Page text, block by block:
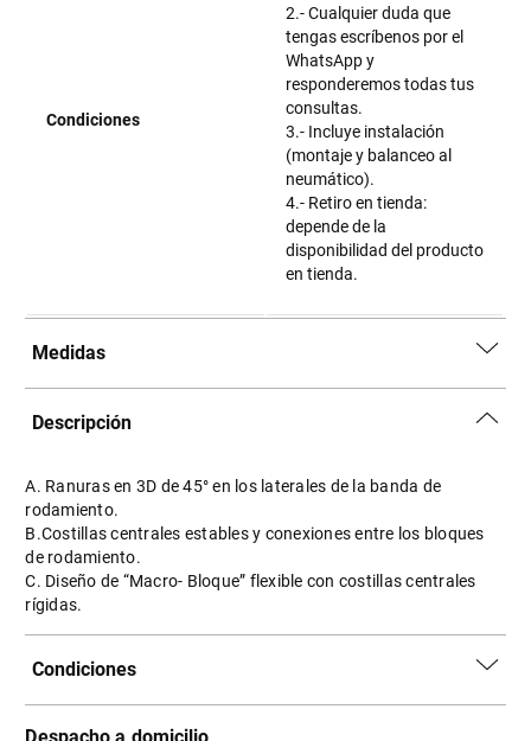
Condiciones
2.- Cualquier duda que
tengas escríbenos por el
WhatsApp y
responderemos todas tus
consultas.
3.- Incluye instalación
(montaje y balanceo al
neumático).
4.- Retiro en tienda:
depende de la
disponibilidad del producto
en tienda.
Medidas
Descripción
A. Ranuras en 3D de 45° en los laterales de la banda de
rodamiento.
B.Costillas centrales estables y conexiones entre los bloques
de rodamiento.
C. Diseño de “Macro- Bloque” flexible con costillas centrales
rígidas.
Condiciones